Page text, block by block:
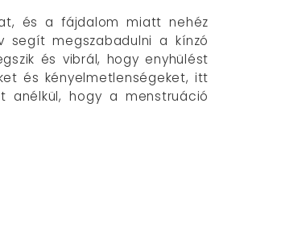
és a fájdalom miatt nehéz
segít megszabadulni a kínzó
és vibrál, hogy enyhülést
és kényelmetlenségeket, itt
anélkül, hogy a menstruáció